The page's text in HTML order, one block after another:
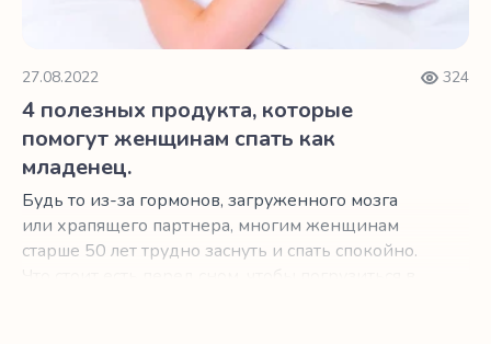
27.08.2022 324
4 полезных продукта, которые
помогут женщинам спать как
младенец.
Будь то из-за гормонов, загруженного мозга
или храпящего партнера, многим женщинам
старше 50 лет трудно заснуть и спать спокойно.